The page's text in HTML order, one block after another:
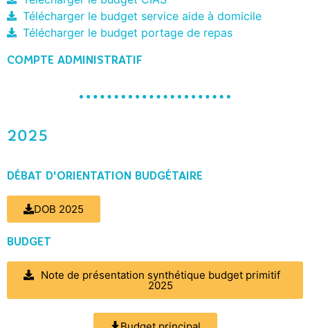
Télécharger le budget service aide à domicile
Télécharger le budget portage de repas
COMPTE ADMINISTRATIF
2025
DÉBAT D'ORIENTATION BUDGÉTAIRE
DOB 2025
BUDGET
Note de présentation synthétique budget primitif
2025